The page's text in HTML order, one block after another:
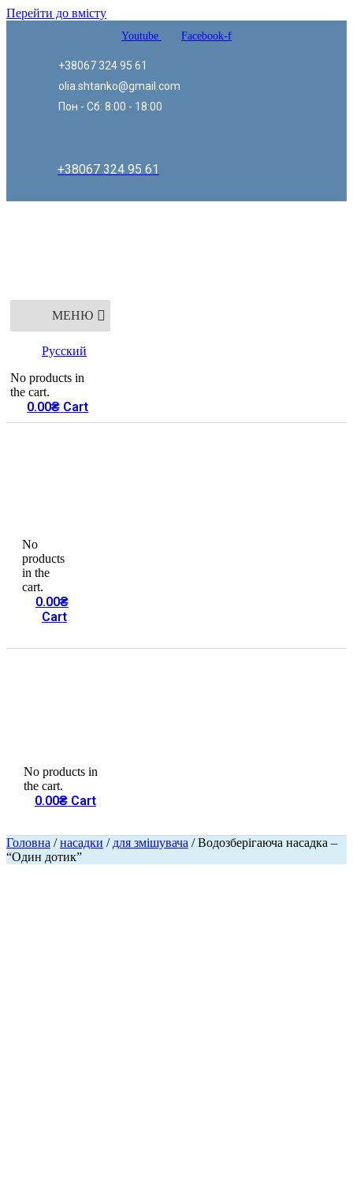
Перейти до вмісту
Youtube Facebook-f
+38067 324 95 61
olia.shtanko@gmail.com
Пон - Сб: 8:00 - 18:00
+38067 324 95 61
МЕНЮ
Русский
No products in
the cart.
0.00₴ Cart
No
products
in the
cart.
0.00₴
Cart
No products in
the cart.
0.00₴ Cart
Головна /насадки / для змішувача / Водозберігаюча насадка –
“Один дотик”